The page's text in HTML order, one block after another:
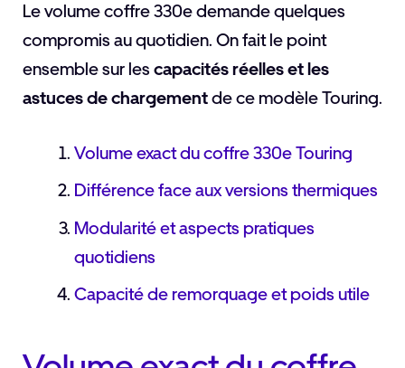
Le volume coffre 330e demande quelques
compromis au quotidien. On fait le point
ensemble sur les capacités réelles et les
astuces de chargementde ce modèle Touring.
Volume exact du coffre 330e Touring
Différence face aux versions thermiques
Modularité et aspects pratiques
quotidiens
Capacité de remorquage et poids utile